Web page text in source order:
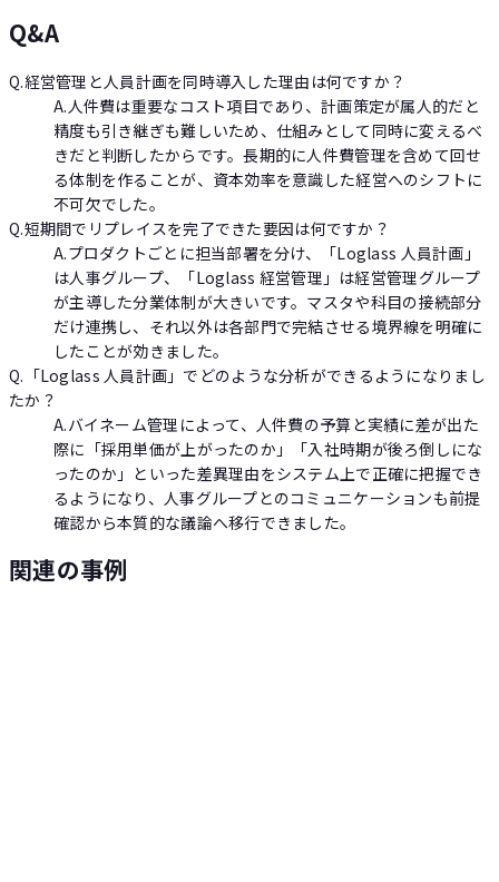
Q&A
Q.経営管理と人員計画を同時導入した理由は何ですか？
A. 人件費は重要なコスト項目であり、計画策定が属人的だと
精度も引き継ぎも難しいため、仕組みとして同時に変えるべ
きだと判断したからです。長期的に人件費管理を含めて回せ
る体制を作ることが、資本効率を意識した経営へのシフトに
不可欠でした。
Q.短期間でリプレイスを完了できた要因は何ですか？
A.プロダクトごとに担当部署を分け、「Loglass 人員計画」
は人事グループ、「Loglass 経営管理」は経営管理グループ
が主導した分業体制が大きいです。マスタや科目の接続部分
だけ連携し、それ以外は各部門で完結させる境界線を明確に
したことが効きました。
Q. 「Loglass 人員計画」でどのような分析ができるようになりまし
たか？
A.バイネーム管理によって、人件費の予算と実績に差が出た
際に「採用単価が上がったのか」「入社時期が後ろ倒しにな
ったのか」といった差異理由をシステム上で正確に把握でき
るようになり、人事グループとのコミュニケーションも前提
確認から本質的な議論へ移行できました。
関連の事例